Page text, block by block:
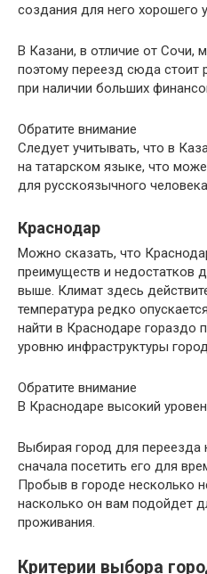
создания для него хорошего
В Казани, в отличие от Сочи,
поэтому переезд сюда стоит
при наличии больших
Обратите внимание
Следует учитывать, что в
на татарском языке, что
для русскоязычного
Краснодар
Можно сказать, что
преимуществ и недостатков
выше. Климат здесь
температура редко
найти в Краснодаре гораздо
уровню инфраструктуры
Обратите внимание
В Краснодаре высокий
Выбирая город для
сначала посетить его для
Пробыв в городе несколько
насколько он вам подойдет
проживания.
Критерии выбора